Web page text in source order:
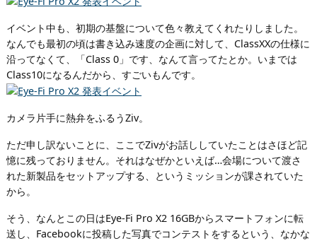
イベント中も、初期の基盤について色々教えてくれたりしました。
なんでも最初の頃は書き込み速度の企画に対して、ClassXXの仕様に
沿ってなくて、「Class 0」です、なんて言ってたとか。いまでは
Class10になるんだから、すごいもんです。
カメラ片手に熱弁をふるうZiv。
ただ申し訳ないことに、ここでZivがお話ししていたことはさほど記
憶に残っておりません。それはなぜかといえば…会場について渡さ
れた新製品をセットアップする、というミッションが課されていた
から。
そう、なんとこの日はEye-Fi Pro X2 16GBからスマートフォンに転
送し、Facebookに投稿した写真でコンテストをするという、なかな